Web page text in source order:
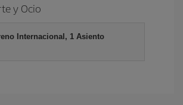
y Ocio
Internacional, 1 Asiento